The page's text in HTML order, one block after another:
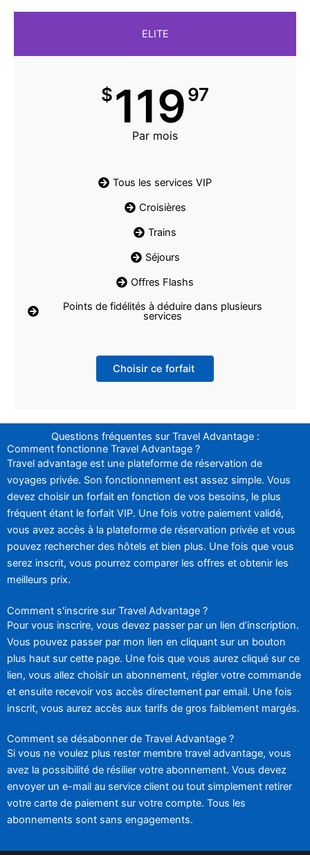
ELITE
$11997
Par mois
Tous les services VIP
Croisières
Trains
Séjours
Offres Flashs
Points de fidélités à déduire dans plusieurs
services
Choisir ce forfait
Questions fréquentes sur Travel Advantage :
Comment fonctionne Travel Advantage ?
Travel advantage est une plateforme de réservation de
voyages privée. Son fonctionnement est assez simple. Vous
devez choisir un forfait en fonction de vos besoins, le plus
fréquent étant le forfait VIP. Une fois votre paiement validé,
vous avez accès à la plateforme de réservation privée et vous
pouvez rechercher des hôtels et bien plus. Une fois que vous
serez inscrit, vous pourrez comparer les offres et obtenir les
meilleurs prix.
Comment s'inscrire sur Travel Advantage ?
Pour vous inscrire, vous devez passer par un lien d’inscription.
Vous pouvez passer par mon lien en cliquant sur un bouton
plus haut sur cette page. Une fois que vous aurez cliqué sur ce
lien, vous allez choisir un abonnement, régler votre commande
et ensuite recevoir vos accès directement par email. Une fois
inscrit, vous aurez accès aux tarifs de gros faiblement margés.
Comment se désabonner de Travel Advantage ?
Si vous ne voulez plus rester membre travel advantage, vous
avez la possibilité de résilier votre abonnement. Vous devez
envoyer un e-mail au service client ou tout simplement retirer
votre carte de paiement sur votre compte. Tous les
abonnements sont sans engagements.